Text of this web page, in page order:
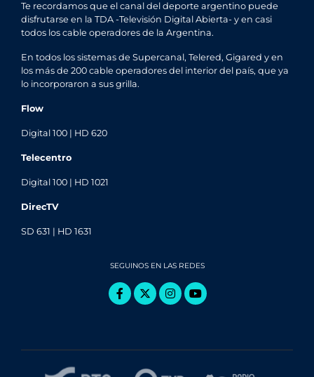
Te recordamos que el canal del deporte argentino puede
disfrutarse en la TDA -Televisión Digital Abierta- y en casi
todos los cable operadores de la Argentina.
En todos los sistemas de Supercanal, Telered, Gigared y en
los más de 200 cable operadores del interior del país, que ya
lo incorporaron a sus grilla.
Flow
Digital 100 | HD 620
Telecentro
Digital 100 | HD 1021
DirecTV
SD 631 | HD 1631
SEGUINOS EN LAS REDES